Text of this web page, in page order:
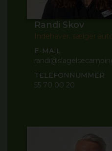
Randi Skov
Indehaver, sælger
E-MAIL
TELEFONNUMMER
55 70 00 20